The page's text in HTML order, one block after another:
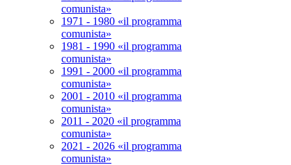
comunista»
1971 - 1980 «il programma
comunista»
1981 - 1990 «il programma
comunista»
1991 - 2000 «il programma
comunista»
2001 - 2010 «il programma
comunista»
2011 - 2020 «il programma
comunista»
2021 - 2026 «il programma
comunista»